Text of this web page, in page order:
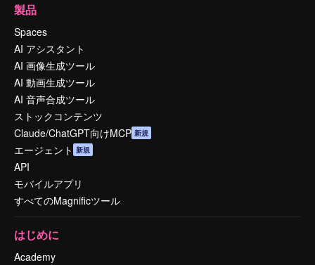
製品
Spaces
AI アシスタント
AI 画像生成ツール
AI 動画生成ツール
AI 音声合成ツール
ストックコンテンツ
Claude/ChatGPT向けMCP 新規
エージェント 新規
API
モバイルアプリ
すべてのMagnificツール
はじめに
Academy